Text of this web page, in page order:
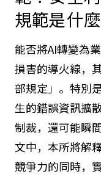
AI的謊言
範？安全
規範是什麼
能否將AI轉變為
損害的導火線，
部規定」。特別
生的錯誤資訊擴
制裁，還可能瞬